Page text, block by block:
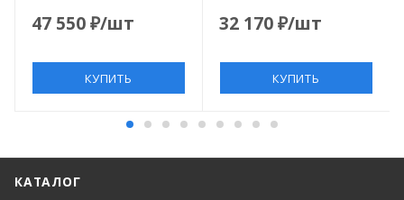
47 550₽/шт
КУПИТЬ
32 170₽/шт
КУПИТЬ
КАТАЛОГ